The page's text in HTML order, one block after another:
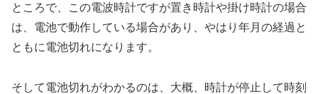
ところで、この電波時計ですが置き時計や掛け時計の場合
は、電池で動作している場合があり、やはり年月の経過と
ともに電池切れになります。
そして電池切れがわかるのは、大概、時計が停止して時刻